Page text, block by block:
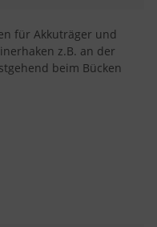
für Akkuträger und
z.B. an der
beim Bücken